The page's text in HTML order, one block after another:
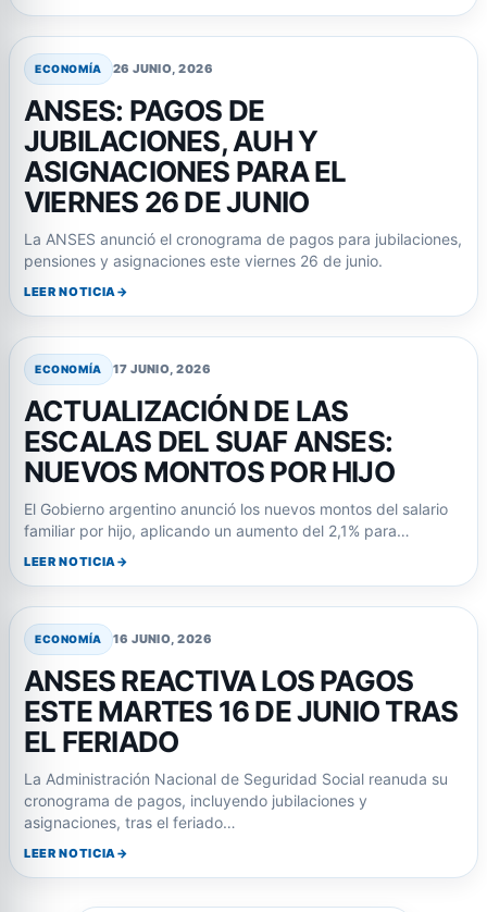
ECONOMÍA 26 JUNIO, 2026
ANSES: PAGOS DE
JUBILACIONES, AUH Y
ASIGNACIONES PARA EL
VIERNES 26 DE JUNIO
La ANSES anunció el cronograma de pagos para jubilaciones,
pensiones y asignaciones este viernes 26 de junio.
LEER NOTICIA
ECONOMÍA 17 JUNIO, 2026
ACTUALIZACIÓN DE LAS
ESCALAS DEL SUAF ANSES:
NUEVOS MONTOS POR HIJO
El Gobierno argentino anunció los nuevos montos del salario
familiar por hijo, aplicando un aumento del 2,1% para…
LEER NOTICIA
ECONOMÍA 16 JUNIO, 2026
ANSES REACTIVA LOS PAGOS
ESTE MARTES 16 DE JUNIO TRAS
EL FERIADO
La Administración Nacional de Seguridad Social reanuda su
cronograma de pagos, incluyendo jubilaciones y
asignaciones, tras el feriado…
LEER NOTICIA